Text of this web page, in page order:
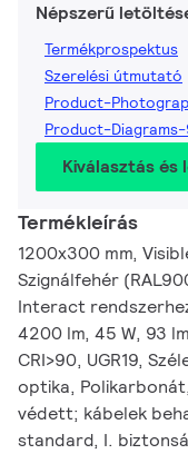
Népszerű
Termékprospektus
Szerelési útmutató
Product-
Product-Diagrams-
Kiválasztás és
Termékleírás
1200x300 mm,
Szignálfehér
Interact
4200 lm, 45 W, 93
CRI>90, UGR19,
optika,
védett; kábelek
standard, I.